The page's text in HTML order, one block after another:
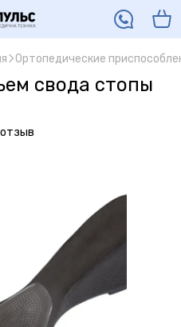
Ортопедические
свода стопы